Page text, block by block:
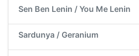
Sen Ben Lenin / You Me Lenin
Sardunya / Geranium